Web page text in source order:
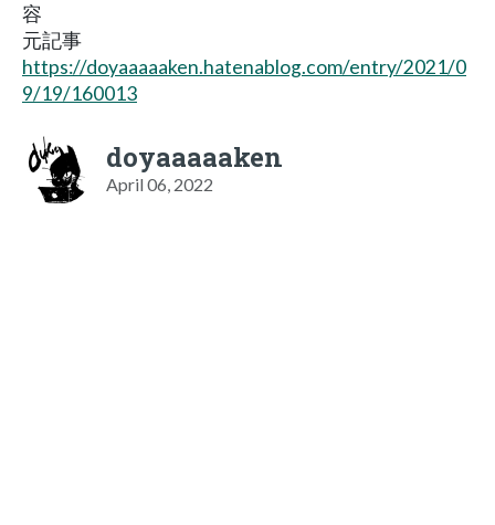
容
元記事
https://doyaaaaaken.hatenablog.com/entry/2021/0
9/19/160013
doyaaaaaken
April 06, 2022